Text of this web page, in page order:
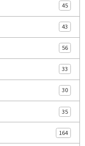
45
43
56
33
30
35
164